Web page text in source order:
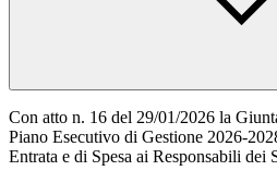
Con atto n. 16 del 29/01/2026 la
Piano Esecutivo di Gestione 2026-
Entrata e di Spesa ai Responsabili dei